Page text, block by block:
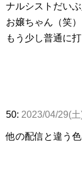
ナルシストだい
お嬢ちゃん（笑）
もう少し普通に
50: 2023/04/29(
他の配信と違う